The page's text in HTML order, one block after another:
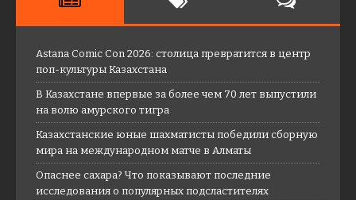
Astana Comic Con 2026: столица превратится в центр
поп-культуры Казахстана
В Казахстане впервые за более чем 70 лет выпустили
на волю амурского тигра
Казахстанские юные шахматисты победили сборную
мира на международном матче в Алматы
Опаснее сахара? Что показывают последние
исследования о популярных подсластителях